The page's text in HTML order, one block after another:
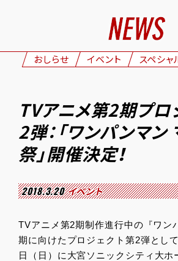
NEWS
STAFF&CAST
CHARACTERS
ONAIR
MOVIE
SPECIAL
GALLERY
おしらせ イベント スペシャ
TVアニメ第2期プロ
2弾：「ワンパンマン
祭」開催決定！
2018.3.20 イベント
TVアニメ第2期制作進行中の『ワン
期に向けたプロジェクト第2弾とし
日（日）に大宮ソニックシティ大ホ